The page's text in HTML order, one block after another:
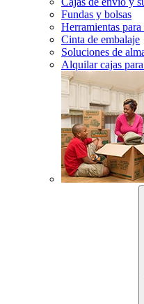
Fundas y bolsas
Herramientas
Cinta de embalaje
Soluciones de
Alquilar cajas